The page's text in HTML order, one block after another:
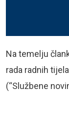
Na temelju
rada radnih
(“Službene